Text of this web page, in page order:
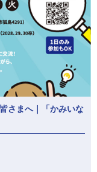
さまへ｜「かみいな